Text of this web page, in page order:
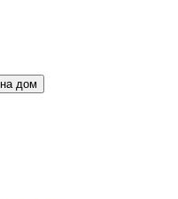
дом